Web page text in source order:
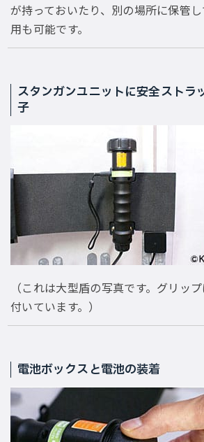
が持っておいたり、別の場所に保管
用も可能です。
スタンガンユニットに安全ストラ
子
（これは大型盾の写真です。グリッ
付いています。）
電池ボックスと電池の装着